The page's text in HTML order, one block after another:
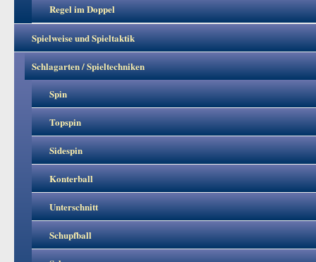
Regel im Doppel
Spielweise und Spieltaktik
Schlagarten / Spieltechniken
Spin
Topspin
Sidespin
Konterball
Unterschnitt
Schupfball